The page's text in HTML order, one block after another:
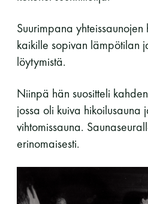
Suurimpana
kaikille sopivan lämpötilan
löytymistä.
Niinpä hän suositteli
jossa oli kuiva
vihtomissauna.
erinomaisesti.